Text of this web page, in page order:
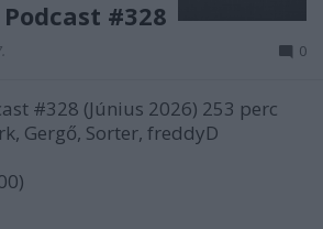
#328
0
#328 (Június 2026) 253 perc
Gergő, Sorter, freddyD